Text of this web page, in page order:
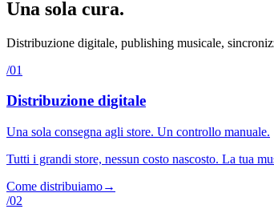
Una sola cura.
Distribuzione digitale, publishing musicale,
/01
Distribuzione digitale
Una sola consegna agli store. Un controllo manuale.
Tutti i grandi store, nessun costo nascosto. La tua
Come distribuiamo→
/02